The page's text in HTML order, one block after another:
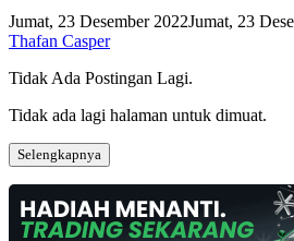
Jumat, 23 Desember 2022Jumat, 23
Thafan Casper
Tidak Ada Postingan Lagi.
Tidak ada lagi halaman untuk dimuat.
Selengkapnya